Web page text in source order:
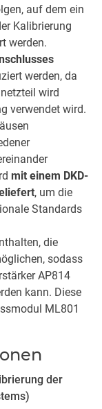
auf dem ein
Kalibrierung
werden.
werden, da
wird
verwendet wird.
mit einem DKD-
, um die
Standards
die
sodass
AP814
kann. Diese
ML801
der